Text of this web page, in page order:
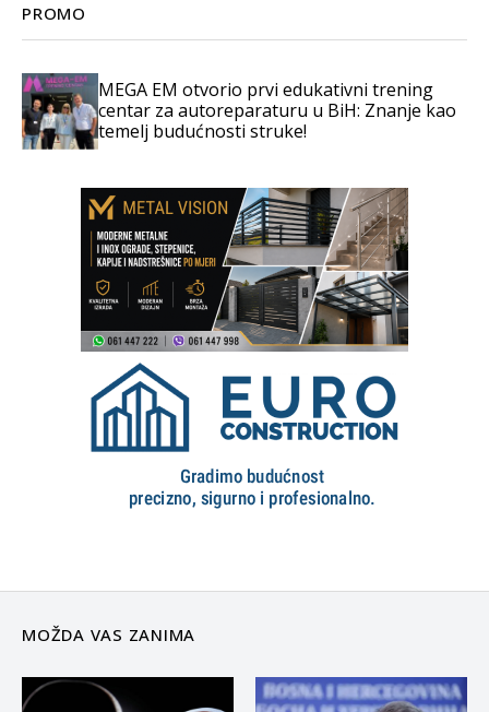
PROMO
MEGA EM otvorio prvi edukativni trening
centar za autoreparaturu u BiH: Znanje kao
temelj budućnosti struke!
MOŽDA VAS ZANIMA